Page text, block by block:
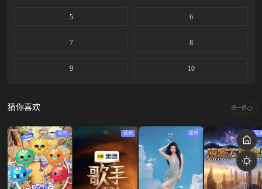
5 6
7 8
9 10
猜你喜欢 换一换
蓝光 蓝光 蓝光 蓝